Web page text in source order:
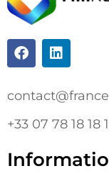
+33 07 78 18 18